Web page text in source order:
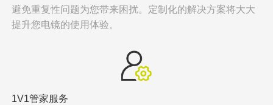
避免重复性问题为您带来困扰。定制化的解决方案将大大
提升您电镜的使用体验。
1V1管家服务